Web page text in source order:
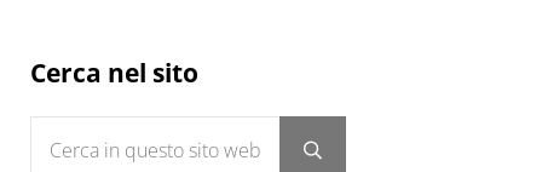
Sidebar
Cerca nel sito
Submit search